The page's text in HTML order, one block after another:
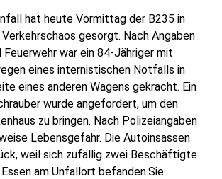
hat heute Vormittag der B235 in
gesorgt. Nach Angaben
Feuerwehr war ein 84-Jähriger mit
eines internistischen Notfalls in
eines anderen Wagens gekracht. Ein
wurde angefordert, um den
zu bringen. Nach Polizeiangaben
Lebensgefahr. Die Autoinsassen
weil sich zufällig zwei Beschäftigte
am Unfallort befanden.Sie